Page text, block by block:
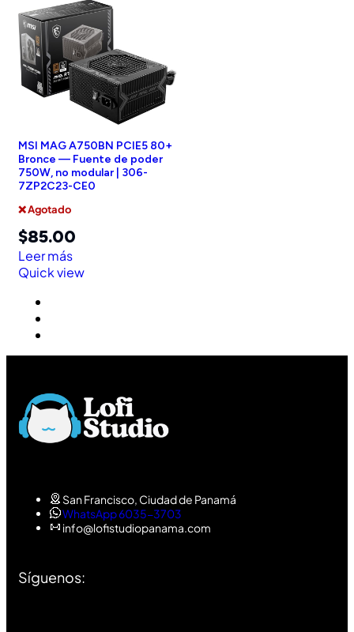
MSI MAG A750BN PCIE5 80+
Bronce — Fuente de poder
750W, no modular | 306-
7ZP2C23-CE0
❌ Agotado
$85.00
Leer más
Quick view
San Francisco, Ciudad de Panamá
WhatsApp 6035-3703
info@lofistudiopanama.com
Síguenos: